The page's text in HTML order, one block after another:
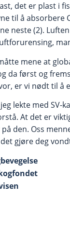
det er plast i
til å absorbere
neste (2).
mene at
da først og
er vi nødt til å
lekte med SV-
At det er
den. Oss
gjøre deg